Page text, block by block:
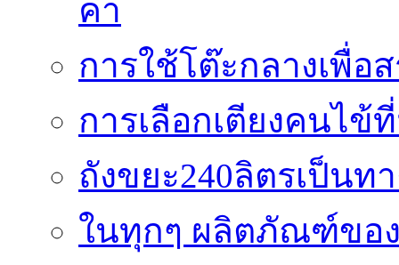
ค่า
การใช้โต๊ะกลางเพื่อ
การเลือกเตียงคนไ
ถังขยะ240ลิตรเป็นท
ในทุกๆ ผลิตภัณฑ์ของ